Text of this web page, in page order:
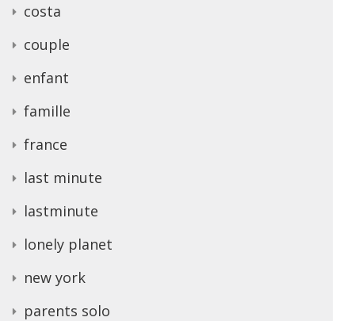
costa
couple
enfant
famille
france
last minute
lastminute
lonely planet
new york
parents solo